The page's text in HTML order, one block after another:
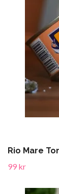
Rio Mare
99 kr